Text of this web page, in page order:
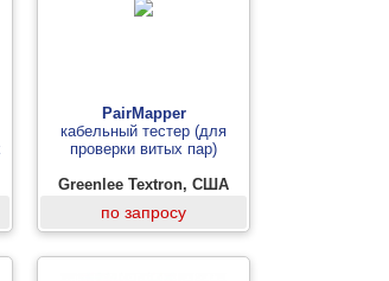
PairMapper
кабельный тестер (для
проверки витых пар)
Greenlee Textron, США
по запросу